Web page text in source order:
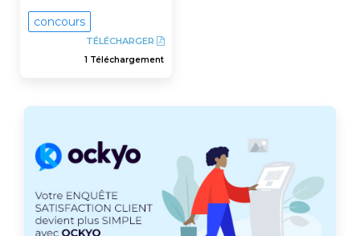
concours
TÉLÉCHARGER
1 Téléchargement